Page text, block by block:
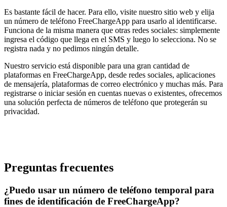
Es bastante fácil de hacer. Para ello, visite nuestro sitio web y elija
un número de teléfono FreeChargeApp para usarlo al identificarse.
Funciona de la misma manera que otras redes sociales: simplemente
ingresa el código que llega en el SMS y luego lo selecciona. No se
registra nada y no pedimos ningún detalle.
Nuestro servicio está disponible para una gran cantidad de
plataformas en FreeChargeApp, desde redes sociales, aplicaciones
de mensajería, plataformas de correo electrónico y muchas más. Para
registrarse o iniciar sesión en cuentas nuevas o existentes, ofrecemos
una solución perfecta de números de teléfono que protegerán su
privacidad.
Preguntas frecuentes
¿Puedo usar un número de teléfono temporal para
fines de identificación de FreeChargeApp?